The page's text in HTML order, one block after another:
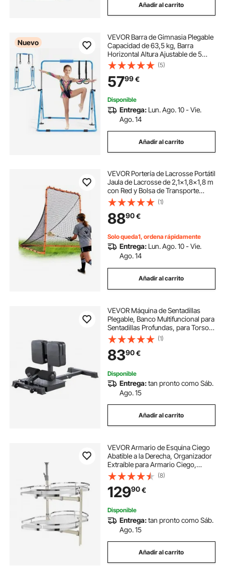
Añadir al carrito
Nuevo
VEVOR Barra de Gimnasia Plegable
Capacidad de 63,5 kg, Barra
Horizontal Altura Ajustable de 5
Niveles 914 a 1321 mm, Equipo de
Entrenamiento en Casa, Estructura
Estable, 150 x 108 x 135 cm, Azul
(5)
5799€
Disponible
Entrega: Lun. Ago. 10 - Vie.
Ago. 14
Añadir al carrito
VEVOR Portería de Lacrosse Portátil
Jaula de Lacrosse de 2,1x1,8x1,8 m
con Red y Bolsa de Transporte
Equipo de Entrenamiento de Fácil
Configuración en el Jardín del Patio
Trasero Parque al Aire Libre
(1)
8890€
Solo queda1, ordena rápidamente
Entrega: Lun. Ago. 10 - Vie.
Ago. 14
Añadir al carrito
VEVOR Máquina de Sentadillas
Plegable, Banco Multifuncional para
Sentadillas Profundas, para Torso,
Cintura y Glúteos, Equipo de
Entrenamiento de Piernas para
Gimnasio en Casa, 1150 x 489 x
730 mm
(1)
8390€
Disponible
Entrega:tan pronto como Sáb.
Ago. 15
Añadir al carrito
VEVOR Armario de Esquina Ciego
Abatible a la Derecha, Organizador
Extraíble para Armario Ciego,
Bandeja Abatible 2 Niveles con
Altura Ajustable, con Cierre Suave,
a la Derecha, 850 x 490 x 780 mm
(8)
12990€
Disponible
Entrega:tan pronto como Sáb.
Ago. 15
Añadir al carrito